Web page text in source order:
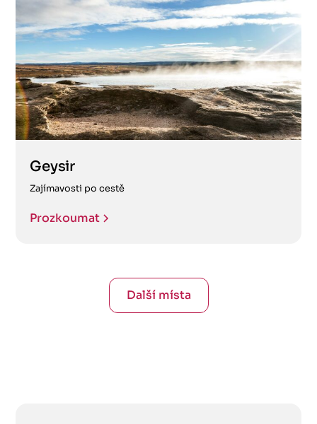
Geysir
Zajímavosti po cestě
Prozkoumat
Další místa